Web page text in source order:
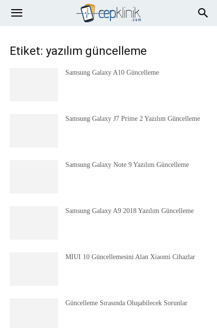
Etiket: yazılım güncelleme
Samsung Galaxy A10 Güncelleme
Samsung Galaxy J7 Prime 2 Yazılım Güncelleme
Samsung Galaxy Note 9 Yazılım Güncelleme
Samsung Galaxy A9 2018 Yazılım Güncelleme
MIUI 10 Güncellemesini Alan Xiaomi Cihazlar
Güncelleme Sırasında Oluşabilecek Sorunlar